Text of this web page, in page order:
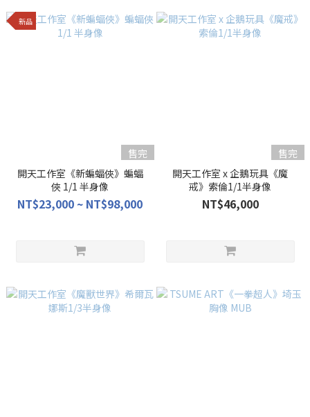
新品
售完
開天工作室《新蝙蝠俠》蝙蝠
俠 1/1 半身像
NT$23,000 ~ NT$98,000
售完
開天工作室 x 企鵝玩具《魔
戒》索倫1/1半身像
NT$46,000